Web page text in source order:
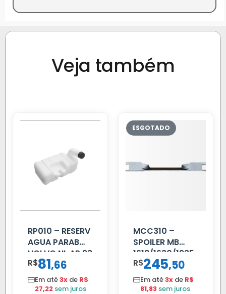
Veja também
RP010 – RESERV
AGUA PARAB
VOLVO NL AP 93
R$81,66
Em até3x de R$
27,22 sem juros
MCC310 –
SPOILER MB
1618/1630/1935
02 FAR
R$245,50
Em até3x de R$
81,83 sem juros